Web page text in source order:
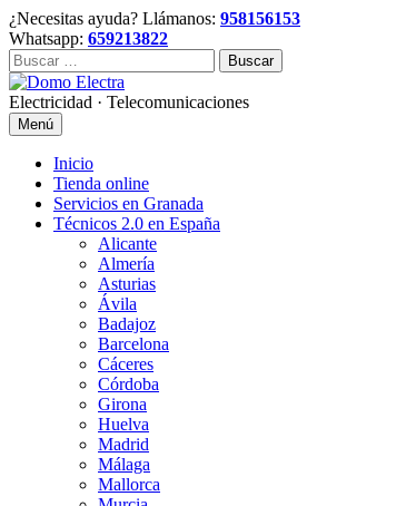
Skip
to
content
¿Necesitas ayuda? Llámanos: 958156153
Whatsapp: 659213822
Buscar:
Electricidad · Telecomunicaciones
Menú
Inicio
Tienda online
Servicios en Granada
Técnicos 2.0 en España
Alicante
Almería
Asturias
Ávila
Badajoz
Barcelona
Cáceres
Córdoba
Girona
Huelva
Madrid
Málaga
Mallorca